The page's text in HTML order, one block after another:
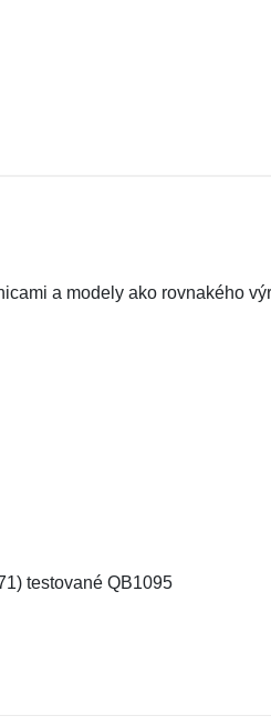
a modely ako rovnakého
testované QB1095